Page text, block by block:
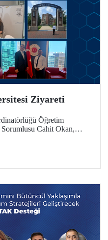
Ziyareti
Öğretim
Cahit Okan,
önde gelen